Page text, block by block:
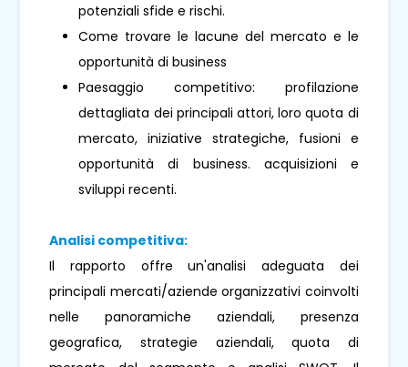
potenziali sfide e rischi.
Come trovare le lacune del mercato e le
opportunità di business
Paesaggio competitivo: profilazione
dettagliata dei principali attori, loro quota di
mercato, iniziative strategiche, fusioni e
opportunità di business. acquisizioni e
sviluppi recenti.
Analisi competitiva:
Il rapporto offre un'analisi adeguata dei
principali mercati/aziende organizzativi coinvolti
nelle panoramiche aziendali, presenza
geografica, strategie aziendali, quota di